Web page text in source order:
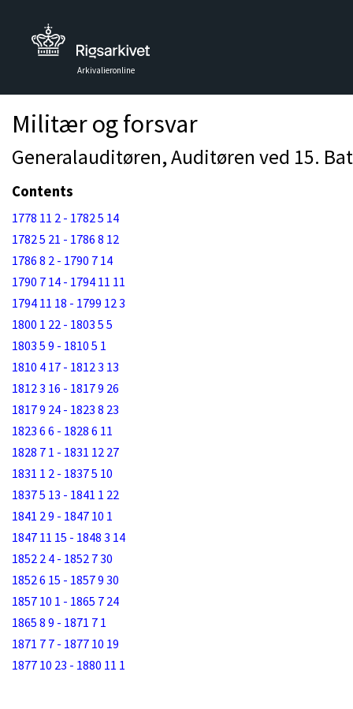
Arkivalieronline
Militær og forsvar
Generalauditøren, Auditøren ved 15.
Contents
1778 11 2 - 1782 5 14
1782 5 21 - 1786 8 12
1786 8 2 - 1790 7 14
1790 7 14 - 1794 11 11
1794 11 18 - 1799 12 3
1800 1 22 - 1803 5 5
1803 5 9 - 1810 5 1
1810 4 17 - 1812 3 13
1812 3 16 - 1817 9 26
1817 9 24 - 1823 8 23
1823 6 6 - 1828 6 11
1828 7 1 - 1831 12 27
1831 1 2 - 1837 5 10
1837 5 13 - 1841 1 22
1841 2 9 - 1847 10 1
1847 11 15 - 1848 3 14
1852 2 4 - 1852 7 30
1852 6 15 - 1857 9 30
1857 10 1 - 1865 7 24
1865 8 9 - 1871 7 1
1871 7 7 - 1877 10 19
1877 10 23 - 1880 11 1